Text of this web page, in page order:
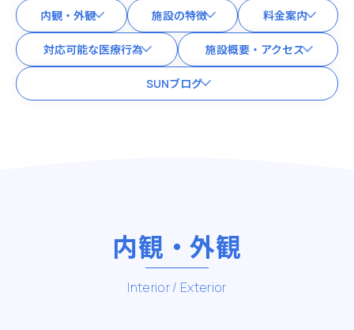
内観・外観 施設の特徴 料金案内
対応可能な医療行為 施設概要・アクセス
SUNブログ
内観・外観
Interior / Exterior